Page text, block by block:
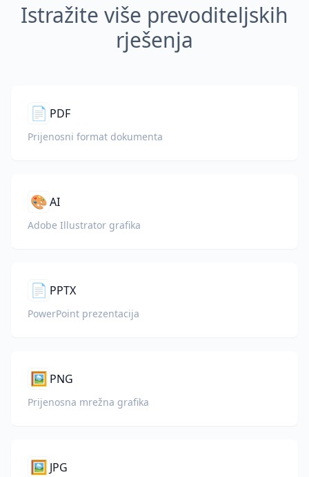
Istražite više prevoditeljskih
rješenja
📄 PDF
Prijenosni format dokumenta
🎨AI
Adobe Illustrator grafika
📄 PPTX
PowerPoint prezentacija
🖼️ PNG
Prijenosna mrežna grafika
🖼️ JPG